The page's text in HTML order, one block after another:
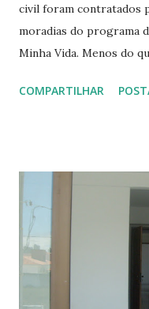
civil foram contratados
moradias do programa
Minha Vida. Menos do
de um total de 761 mil
decepcionante (igual
embora, com a
escassez de áreas
propícias à implantação
Rio Grande do Sul,
superadas,
COMPARTILHAR